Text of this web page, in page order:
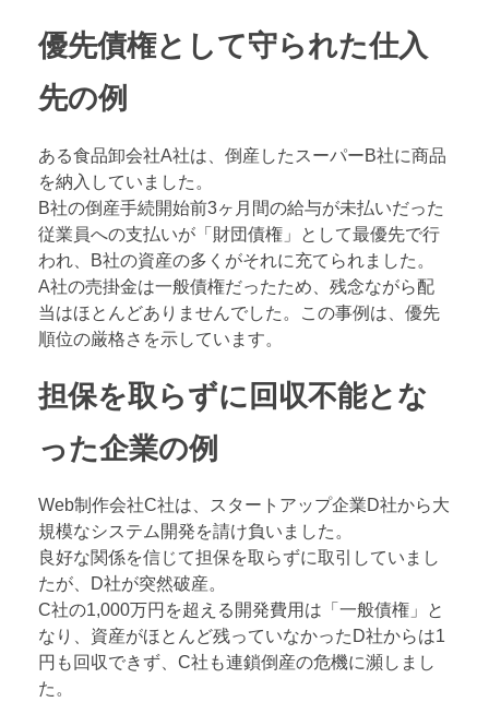
優先債権として守られた仕入
先の例
ある食品卸会社A社は、倒産したスーパーB社に商品
を納入していました。
B社の倒産手続開始前3ヶ月間の給与が未払いだった
従業員への支払いが「財団債権」として最優先で行
われ、B社の資産の多くがそれに充てられました。
A社の売掛金は一般債権だったため、残念ながら配
当はほとんどありませんでした。この事例は、優先
順位の厳格さを示しています。
担保を取らずに回収不能とな
った企業の例
Web制作会社C社は、スタートアップ企業D社から大
規模なシステム開発を請け負いました。
良好な関係を信じて担保を取らずに取引していまし
たが、D社が突然破産。
C社の1,000万円を超える開発費用は「一般債権」と
なり、資産がほとんど残っていなかったD社からは1
円も回収できず、C社も連鎖倒産の危機に瀕しまし
た。